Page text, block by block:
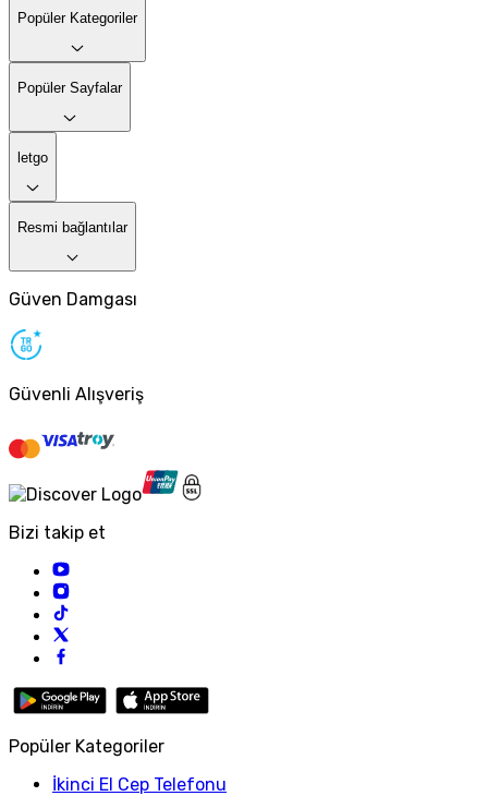
Popüler Kategoriler
Popüler Sayfalar
letgo
Resmi bağlantılar
Güven Damgası
Güvenli Alışveriş
Bizi takip et
Popüler Kategoriler
İkinci El Cep Telefonu